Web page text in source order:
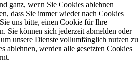
ganz, wenn Sie Cookies ablehnen
dass Sie immer wieder nach Cookies
uns bitte, einen Cookie für Ihre
Sie können sich jederzeit abmelden oder
unsere Dienste vollumfänglich nutzen zu
ablehnen, werden alle gesetzten Cookies